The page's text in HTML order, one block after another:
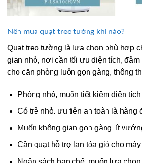
Nên mua quạt treo tường khi nào?
Quạt treo tường là lựa chọn phù hợp
gian nhỏ, nơi cần tối ưu diện tích,
cho căn phòng luôn gọn gàng, thông
Phòng nhỏ, muốn tiết kiệm diện tích
Có trẻ nhỏ, ưu tiên an toàn là hàng
Muốn không gian gọn gàng, ít
Cần quạt hỗ trợ lan tỏa gió cho máy
Ngân sách hạn chế, muốn lựa chọn